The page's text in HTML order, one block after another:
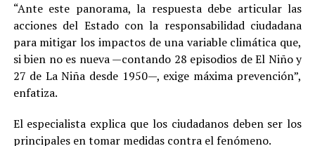
“Ante este panorama, la respuesta debe articular las
acciones del Estado con la responsabilidad ciudadana
para mitigar los impactos de una variable climática que,
si bien no es nueva —contando 28 episodios de El Niño y
27 de La Niña desde 1950—, exige máxima prevención”,
enfatiza.
El especialista explica que los ciudadanos deben ser los
principales en tomar medidas contra el fenómeno.